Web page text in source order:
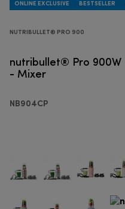
ONLINE EXCLUSIVE BESTSELLER
NUTRIBULLET® PRO 900
nutribullet® Pro 900W
- Mixer
NB904CP